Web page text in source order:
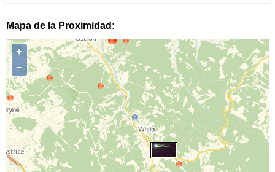
Mapa de la Proximidad:
+
−